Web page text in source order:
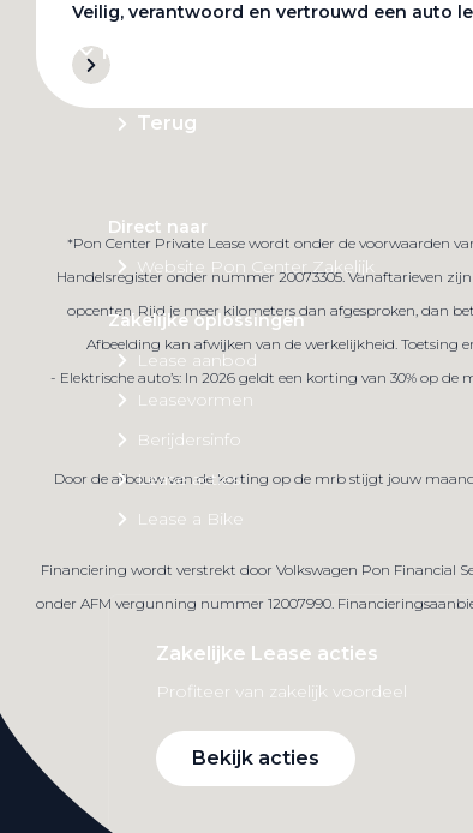
Private Lease
Terug
Direct naar
Website Pon Center Zakelijk
Zakelijke oplossingen
Lease aanbod
Leasevormen
Berijdersinfo
Lease acties
Lease a Bike
Zakelijke Lease acties
Profiteer van zakelijk voordeel
Bekijk acties
Veilig, verantwoord en vertrouwd een auto
*Pon Center Private Lease wordt onder de voorwaarden
Handelsregister onder nummer 20073305. Vanaftarieven
opcenten. Rijd je meer kilometers dan afgesproken, dan
Afbeelding kan afwijken van de werkelijkheid. Toetsing
- Elektrische auto’s: In 2026 geldt een korting van 30% op
Door de afbouw van de korting op de mrb stijgt jouw
Financiering wordt verstrekt door Volkswagen Pon Financial
onder AFM vergunning nummer 12007990.